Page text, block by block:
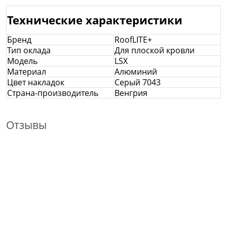
Технические характеристики
Бренд
RoofLITE+
Тип оклада
Для плоской кровли
Модель
LSX
Материал
Алюминий
Цвет накладок
Серый 7043
Страна-производитель
Венгрия
Отзывы